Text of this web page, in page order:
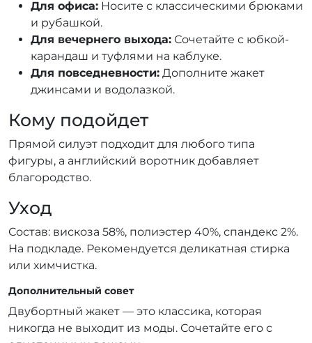
Для офиса: Носите с классическими брюками
и рубашкой.
Для вечернего выхода: Сочетайте с юбкой-
карандаш и туфлями на каблуке.
Для повседневности: Дополните жакет
джинсами и водолазкой.
Кому подойдет
Прямой силуэт подходит для любого типа
фигуры, а английский воротник добавляет
благородство.
Уход
Состав: вискоза 58%, полиэстер 40%, спандекс 2%.
На подкладе. Рекомендуется деликатная стирка
или химчистка.
Дополнительный совет
Двубортный жакет — это классика, которая
никогда не выходит из моды. Сочетайте его с